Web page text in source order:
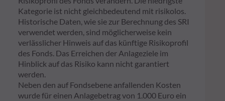
Kategorie ist nicht gleichbedeutend mit risikolos.
Historische Daten, wie sie zur Berechnung des SRI
verwendet werden, sind möglicherweise kein
verlässlicher Hinweis auf das künftige Risikoprofil
des Fonds. Das Erreichen der Anlageziele im
Hinblick auf das Risiko kann nicht garantiert
werden.
Neben den auf Fondsebene anfallenden Kosten
wurde für einen Anlagebetrag von 1.000 Euro ein